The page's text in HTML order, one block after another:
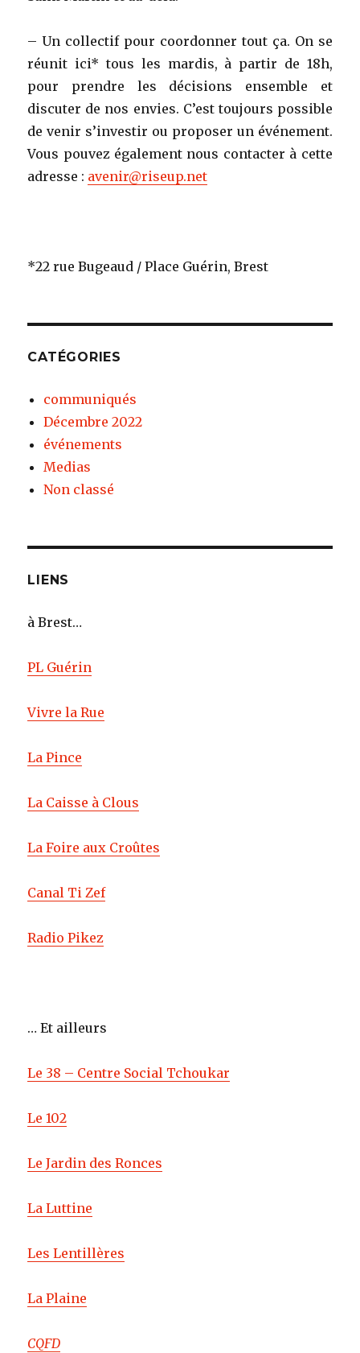
– Un collectif pour coordonner tout ça. On se
réunit ici* tous les mardis, à partir de 18h,
pour prendre les décisions ensemble et
discuter de nos envies. C’est toujours possible
de venir s’investir ou proposer un événement.
Vous pouvez également nous contacter à cette
adresse : avenir@riseup.net
*22 rue Bugeaud / Place Guérin, Brest
CATÉGORIES
communiqués
Décembre 2022
événements
Medias
Non classé
LIENS
à Brest…
PL Guérin
Vivre la Rue
La Pince
La Caisse à Clous
La Foire aux Croûtes
Canal Ti Zef
Radio Pikez
… Et ailleurs
Le 38 – Centre Social Tchoukar
Le 102
Le Jardin des Ronces
La Luttine
Les Lentillères
La Plaine
CQFD